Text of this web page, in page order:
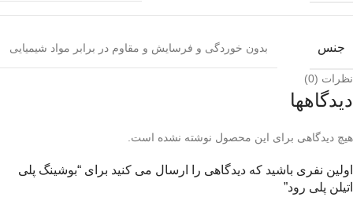
جنس بدون خوردگی و فرسایش و مقاوم در برابر مواد شیمیایی
نظرات (0)
دیدگاهها
هیچ دیدگاهی برای این محصول نوشته نشده است.
اولین نفری باشید که دیدگاهی را ارسال می کنید برای “بوشینگ پلی
اتیلن پلی رود”